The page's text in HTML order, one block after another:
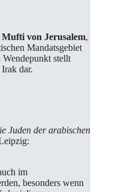
Mufti von Jerusalem,
Mandatsgebiet
Wendepunkt stellt
dar.
Juden der arabischen
im
besonders wenn